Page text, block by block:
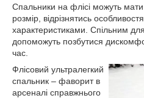
Спальники на флісі можуть мати
розмір, відрізнятись
характеристиками. Спільним
допоможуть позбутися
час.
Флісовий ультралегкий
спальник – фаворит в
арсеналі справжнього